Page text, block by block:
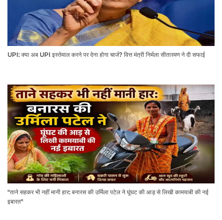
UPI: क्या अब UPI इस्तेमाल करने पर देना होगा चार्ज? वित्त मंत्री निर्मला सीतारमण ने दी सफाई
"ताने सहकर भी नहीं मानी हार: बनारस की उर्मिला पटेल ने घूंघट की आड़ से लिखी कामयाबी की नई
इबारत"